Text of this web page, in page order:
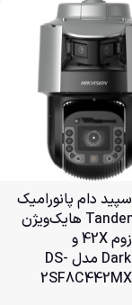
دام پانورامیک
TandemVu 8C هایک‌ویژن
4MP با زوم 42X و
DarkFighter مدل DS-